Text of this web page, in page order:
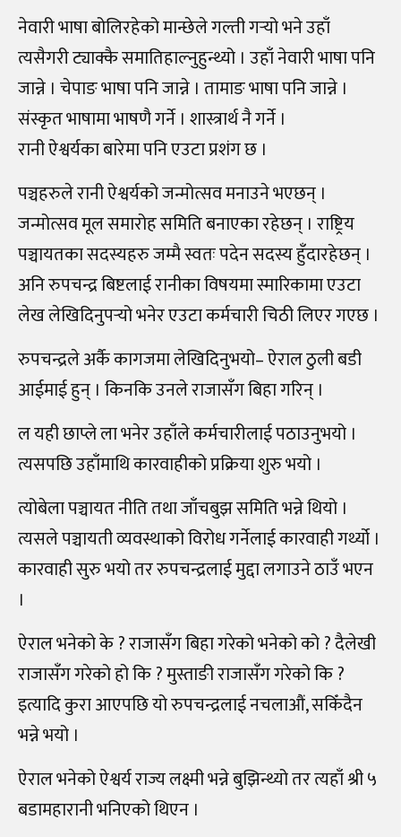
नेवारी भाषा बोलिरहेको मान्छेले गल्ती गर्‍यो भने उहाँ
त्यसैगरी ट्याक्कै समातिहाल्नुहुन्थ्यो । उहाँ नेवारी भाषा पनि
जान्ने । चेपाङ भाषा पनि जान्ने । तामाङ भाषा पनि जान्ने ।
संस्कृत भाषामा भाषणै गर्ने । शास्त्रार्थ नै गर्ने ।
रानी ऐश्वर्यका बारेमा पनि एउटा प्रशंग छ ।
पञ्चहरुले रानी ऐश्वर्यको जन्मोत्सव मनाउने भएछन् ।
जन्मोत्सव मूल समारोह समिति बनाएका रहेछन् । राष्ट्रिय
पञ्चायतका सदस्यहरु जम्मै स्वतः पदेन सदस्य हुँदारहेछन् ।
अनि रुपचन्द्र बिष्टलाई रानीका विषयमा स्मारिकामा एउटा
लेख लेखिदिनुपर्‍यो भनेर एउटा कर्मचारी चिठी लिएर गएछ ।
रुपचन्द्रले अर्कै कागजमा लेखिदिनुभयो– ऐराल ठुली बडी
आईमाई हुन् । किनकि उनले राजासँग बिहा गरिन् ।
ल यही छाप्ले ला भनेर उहाँले कर्मचारीलाई पठाउनुभयो ।
त्यसपछि उहाँमाथि कारवाहीको प्रक्रिया शुरु भयो ।
त्योबेला पञ्चायत नीति तथा जाँचबुझ समिति भन्ने थियो ।
त्यसले पञ्चायती व्यवस्थाको विरोध गर्नेलाई कारवाही गर्थ्यो ।
कारवाही सुरु भयो तर रुपचन्द्रलाई मुद्दा लगाउने ठाउँ भएन
।
ऐराल भनेको के ? राजासँग बिहा गरेको भनेको को ? दैलेखी
राजासँग गरेको हो कि ? मुस्ताङी राजासँग गरेको कि ?
इत्यादि कुरा आएपछि यो रुपचन्द्रलाई नचलाऔं, सकिँदैन
भन्ने भयो ।
ऐराल भनेको ऐश्वर्य राज्य लक्ष्मी भन्ने बुझिन्थ्यो तर त्यहाँ श्री ५
बडामहारानी भनिएको थिएन ।